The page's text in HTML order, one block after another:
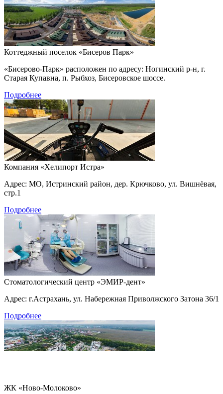
Коттеджный поселок «Бисеров Парк»
«Бисерово-Парк» расположен по адресу: Ногинский р-н, г.
Старая Купавна, п. Рыбхоз, Бисеровское шоссе.
Подробнее
Компания «Хелипорт Истра»
Адрес: МО, Истринский район, дер. Крючково, ул. Вишнёвая,
стр.1
Подробнее
Стоматологический центр «ЭМИР-дент»
Адрес: г.Астрахань, ул. Набережная Приволжского Затона 36/1
Подробнее
ЖК «Ново-Молоково»